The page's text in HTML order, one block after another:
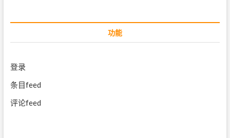
功能
登录
条目feed
评论feed